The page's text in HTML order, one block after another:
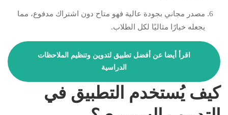
مصدر مجاني بجودة عالية فهو متاح دون اشتراك مدفوع، مما
يجعله خيارًا مثاليًا لكل الطلاب.
اقرأ أيضا عن أفضل تطبيق لتدوين وتنظيم الملاحظات
الدراسية
كيف يُستخدم التطبيق في